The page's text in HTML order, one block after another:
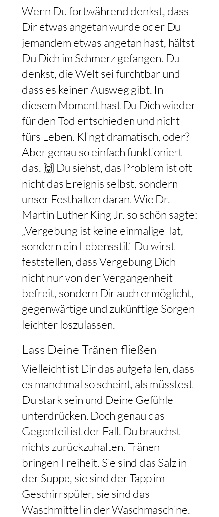
Wenn Du fortwährend denkst, dass
Dir etwas angetan wurde oder Du
jemandem etwas angetan hast, hältst
Du Dich im Schmerz gefangen. Du
denkst, die Welt sei furchtbar und
dass es keinen Ausweg gibt. In
diesem Moment hast Du Dich wieder
für den Tod entschieden und nicht
fürs Leben. Klingt dramatisch, oder?
Aber genau so einfach funktioniert
das. 🙌 Du siehst, das Problem ist oft
nicht das Ereignis selbst, sondern
unser Festhalten daran. Wie Dr.
Martin Luther King Jr. so schön sagte:
„Vergebung ist keine einmalige Tat,
sondern ein Lebensstil.“ Du wirst
feststellen, dass Vergebung Dich
nicht nur von der Vergangenheit
befreit, sondern Dir auch ermöglicht,
gegenwärtige und zukünftige Sorgen
leichter loszulassen.
Lass Deine Tränen fließen
Vielleicht ist Dir das aufgefallen, dass
es manchmal so scheint, als müsstest
Du stark sein und Deine Gefühle
unterdrücken. Doch genau das
Gegenteil ist der Fall. Du brauchst
nichts zurückzuhalten. Tränen
bringen Freiheit. Sie sind das Salz in
der Suppe, sie sind der Tapp im
Geschirrspüler, sie sind das
Waschmittel in der Waschmaschine.